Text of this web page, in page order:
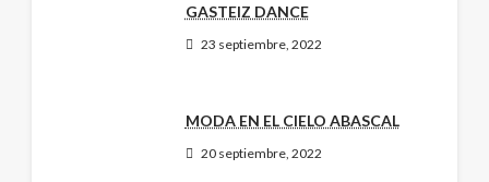
GASTEIZ DANCE
23 septiembre, 2022
MODA EN EL CIELO ABASCAL
20 septiembre, 2022